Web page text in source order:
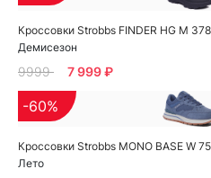
Кроссовки Strobbs FINDER HG M
Демисезон
9999 7 999 ₽
Кроссовки Strobbs MONO BASE W
Лето
-60%